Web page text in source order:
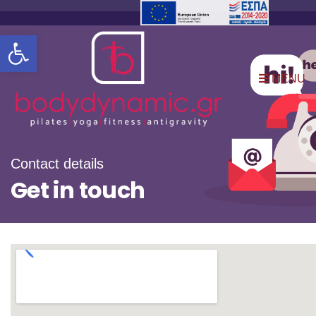
MENU
Contact details
Get in touch
Open toolbar